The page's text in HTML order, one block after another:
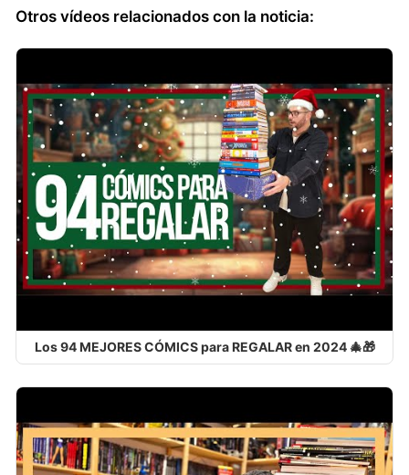
Otros vídeos relacionados con la noticia:
Los 94 MEJORES CÓMICS para REGALAR en 2024 🎄🎁